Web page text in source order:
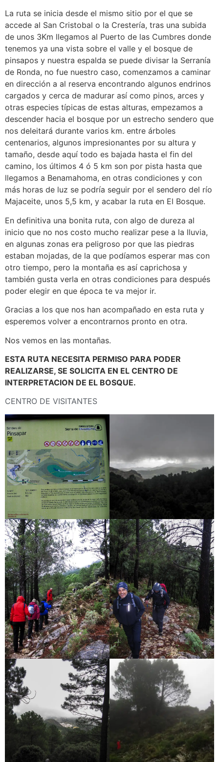
La ruta se inicia desde el mismo sitio por el que se
accede al San Cristobal o la Crestería, tras una subida
de unos 3Km llegamos al Puerto de las Cumbres donde
tenemos ya una vista sobre el valle y el bosque de
pinsapos y nuestra espalda se puede divisar la Serranía
de Ronda, no fue nuestro caso, comenzamos a caminar
en dirección a al reserva encontrando algunos endrinos
cargados y cerca de madurar así como pinos, arces y
otras especies típicas de estas alturas, empezamos a
descender hacia el bosque por un estrecho sendero que
nos deleitará durante varios km. entre árboles
centenarios, algunos impresionantes por su altura y
tamaño, desde aquí todo es bajada hasta el fin del
camino, los últimos 4 ó 5 km son por pista hasta que
llegamos a Benamahoma, en otras condiciones y con
más horas de luz se podría seguir por el sendero del río
Majaceite, unos 5,5 km, y acabar la ruta en El Bosque.
En definitiva una bonita ruta, con algo de dureza al
inicio que no nos costo mucho realizar pese a la lluvia,
en algunas zonas era peligroso por que las piedras
estaban mojadas, de la que podíamos esperar mas con
otro tiempo, pero la montaña es así caprichosa y
también gusta verla en otras condiciones para después
poder elegir en que época te va mejor ir.
Gracias a los que nos han acompañado en esta ruta y
esperemos volver a encontrarnos pronto en otra.
Nos vemos en las montañas.
ESTA RUTA NECESITA PERMISO PARA PODER
REALIZARSE, SE SOLICITA EN EL CENTRO DE
INTERPRETACION DE EL BOSQUE.
CENTRO DE VISITANTES